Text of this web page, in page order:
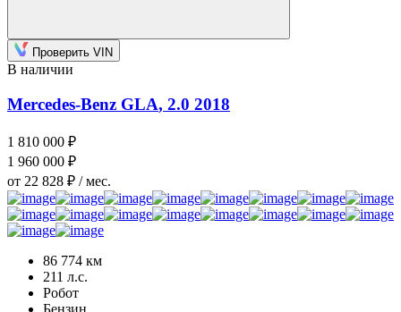
Проверить VIN
В наличии
Mercedes-Benz GLA, 2.0 2018
1 810 000 ₽
1 960 000 ₽
от 22 828 ₽ / мес.
86 774 км
211 л.с.
Робот
Бензин